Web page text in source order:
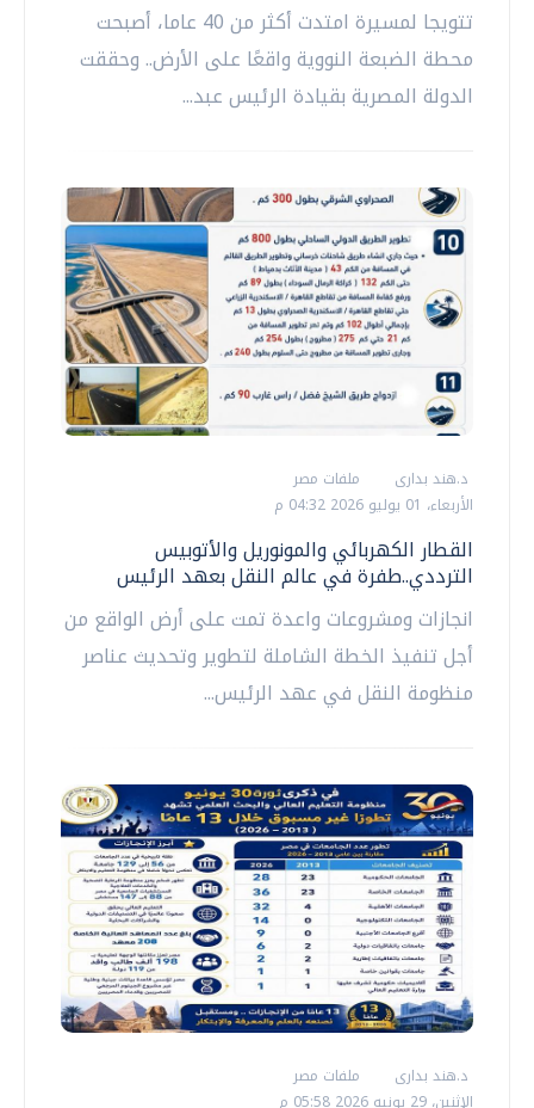
تتويجا لمسيرة امتدت أكثر من 40 عاما، أصبحت
محطة الضبعة النووية واقعًا على الأرض.. وحققت
الدولة المصرية بقيادة الرئيس عبد...
د.هند بدارى
ملفات مصر
الأربعاء، 01 يوليو 2026 04:32 م
القطار الكهربائي والمونوريل والأتوبيس
الترددي..طفرة في عالم النقل بعهد الرئيس
انجازات ومشروعات واعدة تمت على أرض الواقع من
أجل تنفيذ الخطة الشاملة لتطوير وتحديث عناصر
منظومة النقل في عهد الرئيس...
د.هند بدارى
ملفات مصر
الإثنين، 29 يونيه 2026 05:58 م